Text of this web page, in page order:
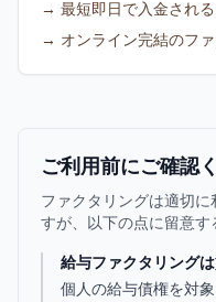
→ 最短即日で入金され
→ オンライン完結のフ
ご利用前にご確認
ファクタリングは適切
すが、以下の点に留意す
給与ファクタリング
個人の給与債権を対